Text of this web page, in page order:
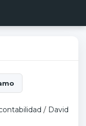
/ David